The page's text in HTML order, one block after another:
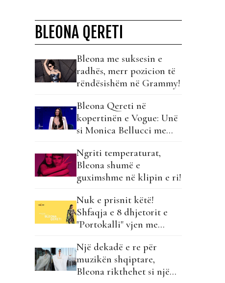
BLEONA QERETI
Bleona me suksesin e
radhës, merr pozicion të
rëndësishëm në Grammy!
Bleona Qereti në
kopertinën e Vogue: Unë
si Monica Bellucci me
Ngriti temperaturat,
Bleona shumë e
guximshme në klipin e ri!
Nuk e prisnit këtë!
Shfaqja e 8 dhjetorit e
"Portokalli" vjen me
Një dekadë e re për
muzikën shqiptare,
Bleona rikthehet si një